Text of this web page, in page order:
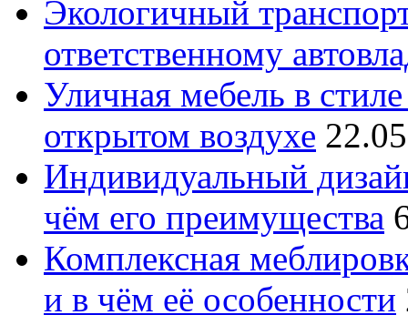
Экологичный
ответственному
Уличная мебель в
открытом воздухе
Индивидуальный
чём его преимущества
Комплексная
и в чём её особенности